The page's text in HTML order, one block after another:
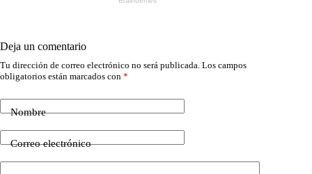
Deja un comentario
Tu dirección de correo electrónico no será publicada. Los campos
obligatorios están marcados con *
Nombre
Correo electrónico